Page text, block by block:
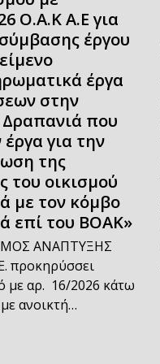
Ο.Α.Κ Α.Ε για
έργου
έργα
στην
που
για την
της
του οικισμού
με τον κόμβο
επί του ΒΟΑΚ»
ΑΝΑΠΤΥΞΗΣ
προκηρύσσει
με αρ. 16/2026 κάτω
ανοικτή…